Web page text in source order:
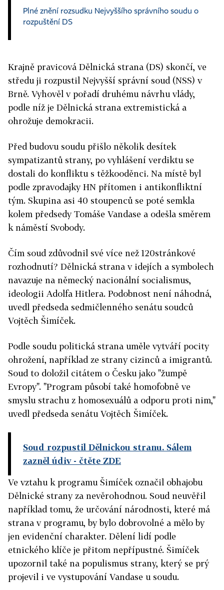
Plné znění rozsudku Nejvyššího správního soudu o
rozpuštění DS
Krajně pravicová Dělnická strana (DS) skončí, ve
středu ji rozpustil Nejvyšší správní soud (NSS) v
Brně. Vyhověl v pořadí druhému návrhu vlády,
podle níž je Dělnická strana extremistická a
ohrožuje demokracii.
Před budovu soudu přišlo několik desítek
sympatizantů strany, po vyhlášení verdiktu se
dostali do konfliktu s těžkooděnci. Na místě byl
podle zpravodajky HN přítomen i antikonfliktní
tým. Skupina asi 40 stoupenců se poté semkla
kolem předsedy Tomáše Vandase a odešla směrem
k náměstí Svobody.
Čím soud zdůvodnil své více než 120stránkové
rozhodnutí? Dělnická strana v idejích a symbolech
navazuje na německý nacionální socialismus,
ideologii Adolfa Hitlera. Podobnost není náhodná,
uvedl předseda sedmičlenného senátu soudců
Vojtěch Šimíček.
Podle soudu politická strana uměle vytváří pocity
ohrožení, například ze strany cizinců a imigrantů.
Soud to doložil citátem o Česku jako "žumpě
Evropy". "Program působí také homofobně ve
smyslu strachu z homosexuálů a odporu proti nim,"
uvedl předseda senátu Vojtěch Šimíček.
Soud rozpustil Dělnickou stranu. Sálem
zazněl údiv- čtěte ZDE
Ve vztahu k programu Šimíček označil obhajobu
Dělnické strany za nevěrohodnou. Soud neuvěřil
například tomu, že určování národnosti, které má
strana v programu, by bylo dobrovolné a mělo by
jen evidenční charakter. Dělení lidí podle
etnického klíče je přitom nepřípustné. Šimíček
upozornil také na populismus strany, který se prý
projevil i ve vystupování Vandase u soudu.